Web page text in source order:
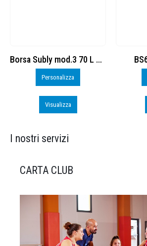
Borsa Subly mod.3 70 L cod. 8374965 BS600 – PROMO
I nostri servizi
CARTA CLUB